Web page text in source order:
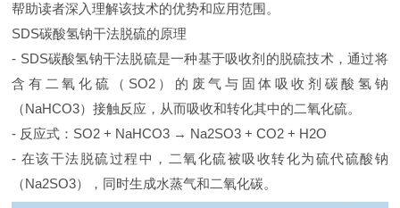
帮助读者深入理解该技术的优势和应用范围。
SDS碳酸氢钠干法脱硫的原理
- SDS碳酸氢钠干法脱硫是一种基于吸收剂的脱硫技术，通过将
含有二氧化硫（SO2）的废气与固体吸收剂碳酸氢钠
（NaHCO3）接触反应，从而吸收和转化其中的二氧化硫。
- 反应式：SO2 + NaHCO3 → Na2SO3 + CO2 + H2O
- 在该干法脱硫过程中，二氧化硫被吸收转化为硫代硫酸钠
（Na2SO3），同时生成水蒸气和二氧化碳。